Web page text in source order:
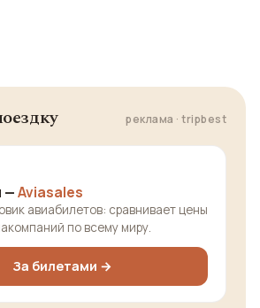
реклама · tripbest
—Aviasales
авиабилетов: сравнивает цены
по всему миру.
За билетами →